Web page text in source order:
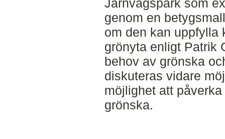
Järnvägspark som
genom en
om den kan uppfylla
grönyta enligt Patrik
behov av grönska
diskuteras vidare
möjlighet att
grönska.